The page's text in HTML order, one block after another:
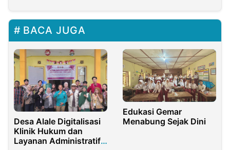
BACA JUGA
Desa Alale Digitalisasi
Klinik Hukum dan
Layanan Administratif
Edukasi Gemar
Menabung Sejak Dini